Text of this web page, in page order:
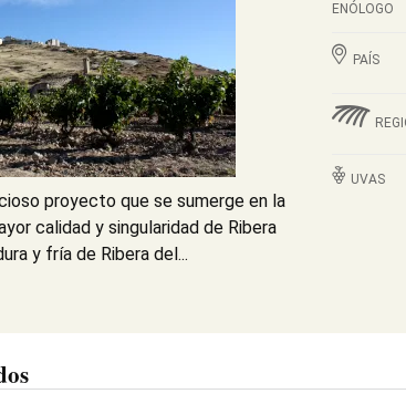
proyecto que se sumerge en la
calidad y singularidad de Ribera
y fría de Ribera del...
ENÓLOGO
PAÍS
UVAS